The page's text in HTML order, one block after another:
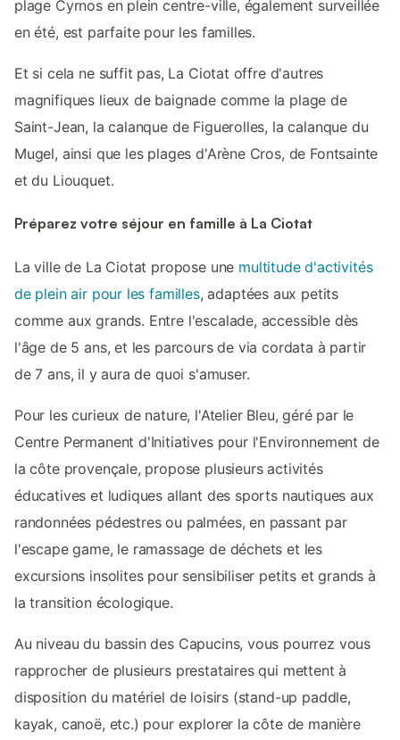
plage Cyrnos en plein centre-ville, également surveillée
en été, est parfaite pour les familles.
Et si cela ne suffit pas, La Ciotat offre d'autres
magnifiques lieux de baignade comme la plage de
Saint-Jean, la calanque de Figuerolles, la calanque du
Mugel, ainsi que les plages d'Arène Cros, de Fontsainte
et du Liouquet.
Préparez votre séjour en famille à La Ciotat
La ville de La Ciotat propose une multitude d'activités
de plein air pour les familles, adaptées aux petits
comme aux grands. Entre l'escalade, accessible dès
l'âge de 5 ans, et les parcours de via cordata à partir
de 7 ans, il y aura de quoi s'amuser.
Pour les curieux de nature, l'Atelier Bleu, géré par le
Centre Permanent d'Initiatives pour l'Environnement de
la côte provençale, propose plusieurs activités
éducatives et ludiques allant des sports nautiques aux
randonnées pédestres ou palmées, en passant par
l'escape game, le ramassage de déchets et les
excursions insolites pour sensibiliser petits et grands à
la transition écologique.
Au niveau du bassin des Capucins, vous pourrez vous
rapprocher de plusieurs prestataires qui mettent à
disposition du matériel de loisirs (stand-up paddle,
kayak, canoë, etc.) pour explorer la côte de manière